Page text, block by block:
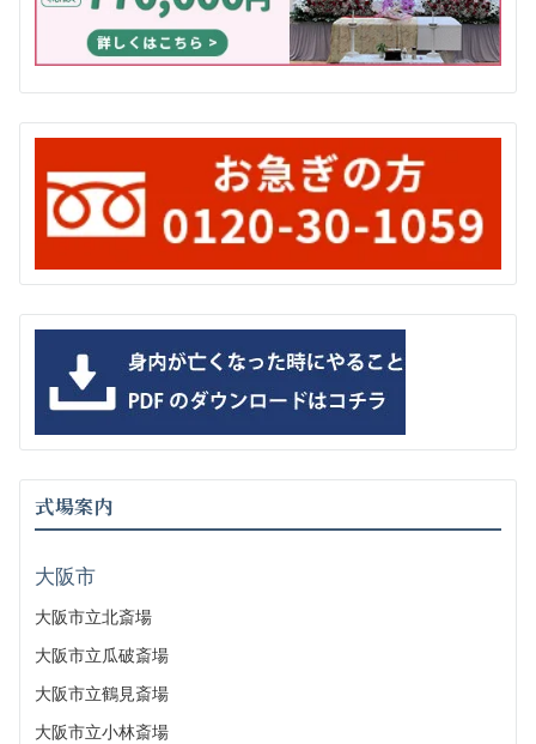
式場案内
大阪市
大阪市立北斎場
大阪市立瓜破斎場
大阪市立鶴見斎場
大阪市立小林斎場